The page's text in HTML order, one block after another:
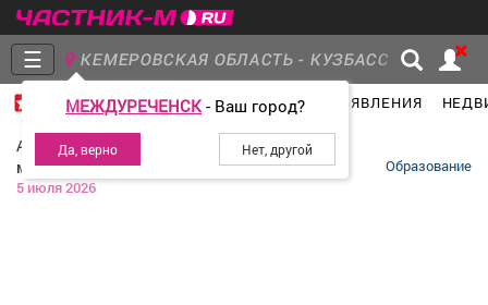
☰ КЕМЕРОВСКАЯ ОБЛАСТЬ - КУЗБАСС
МЕЖДУРЕЧЕНСК- Ваш город?
ГЛАВНАЯ ГРУППЫ НОВОСТИ ОБЪЯВЛЕНИЯ
Главная
Группы
Администрация Междуреченского
муниципального округа
5 июля 2026
Образование